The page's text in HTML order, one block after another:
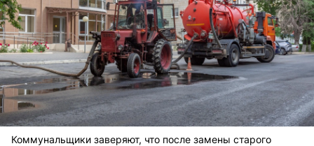
Коммунальщики заверяют, что после замены старого